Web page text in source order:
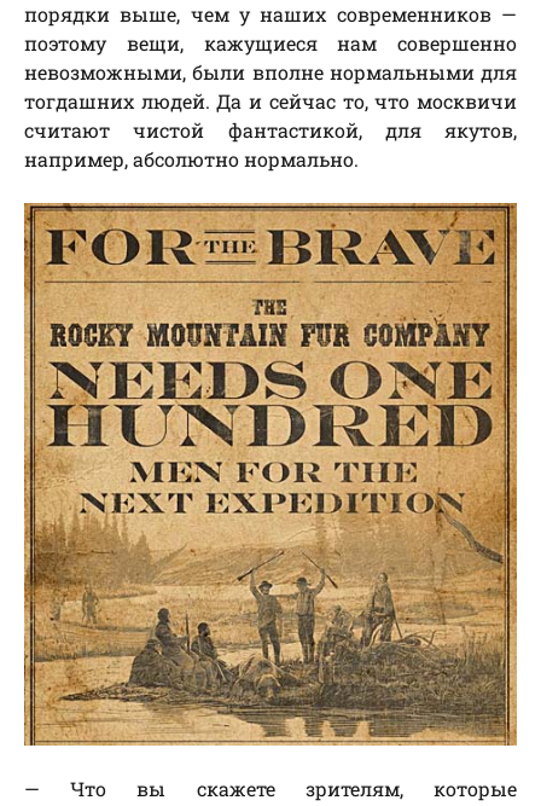
порядки выше, чем у наших современников —
поэтому вещи, кажущиеся нам совершенно
невозможными, были вполне нормальными для
тогдашних людей. Да и сейчас то, что москвичи
считают чистой фантастикой, для якутов,
например, абсолютно нормально.
— Что вы скажете зрителям, которые